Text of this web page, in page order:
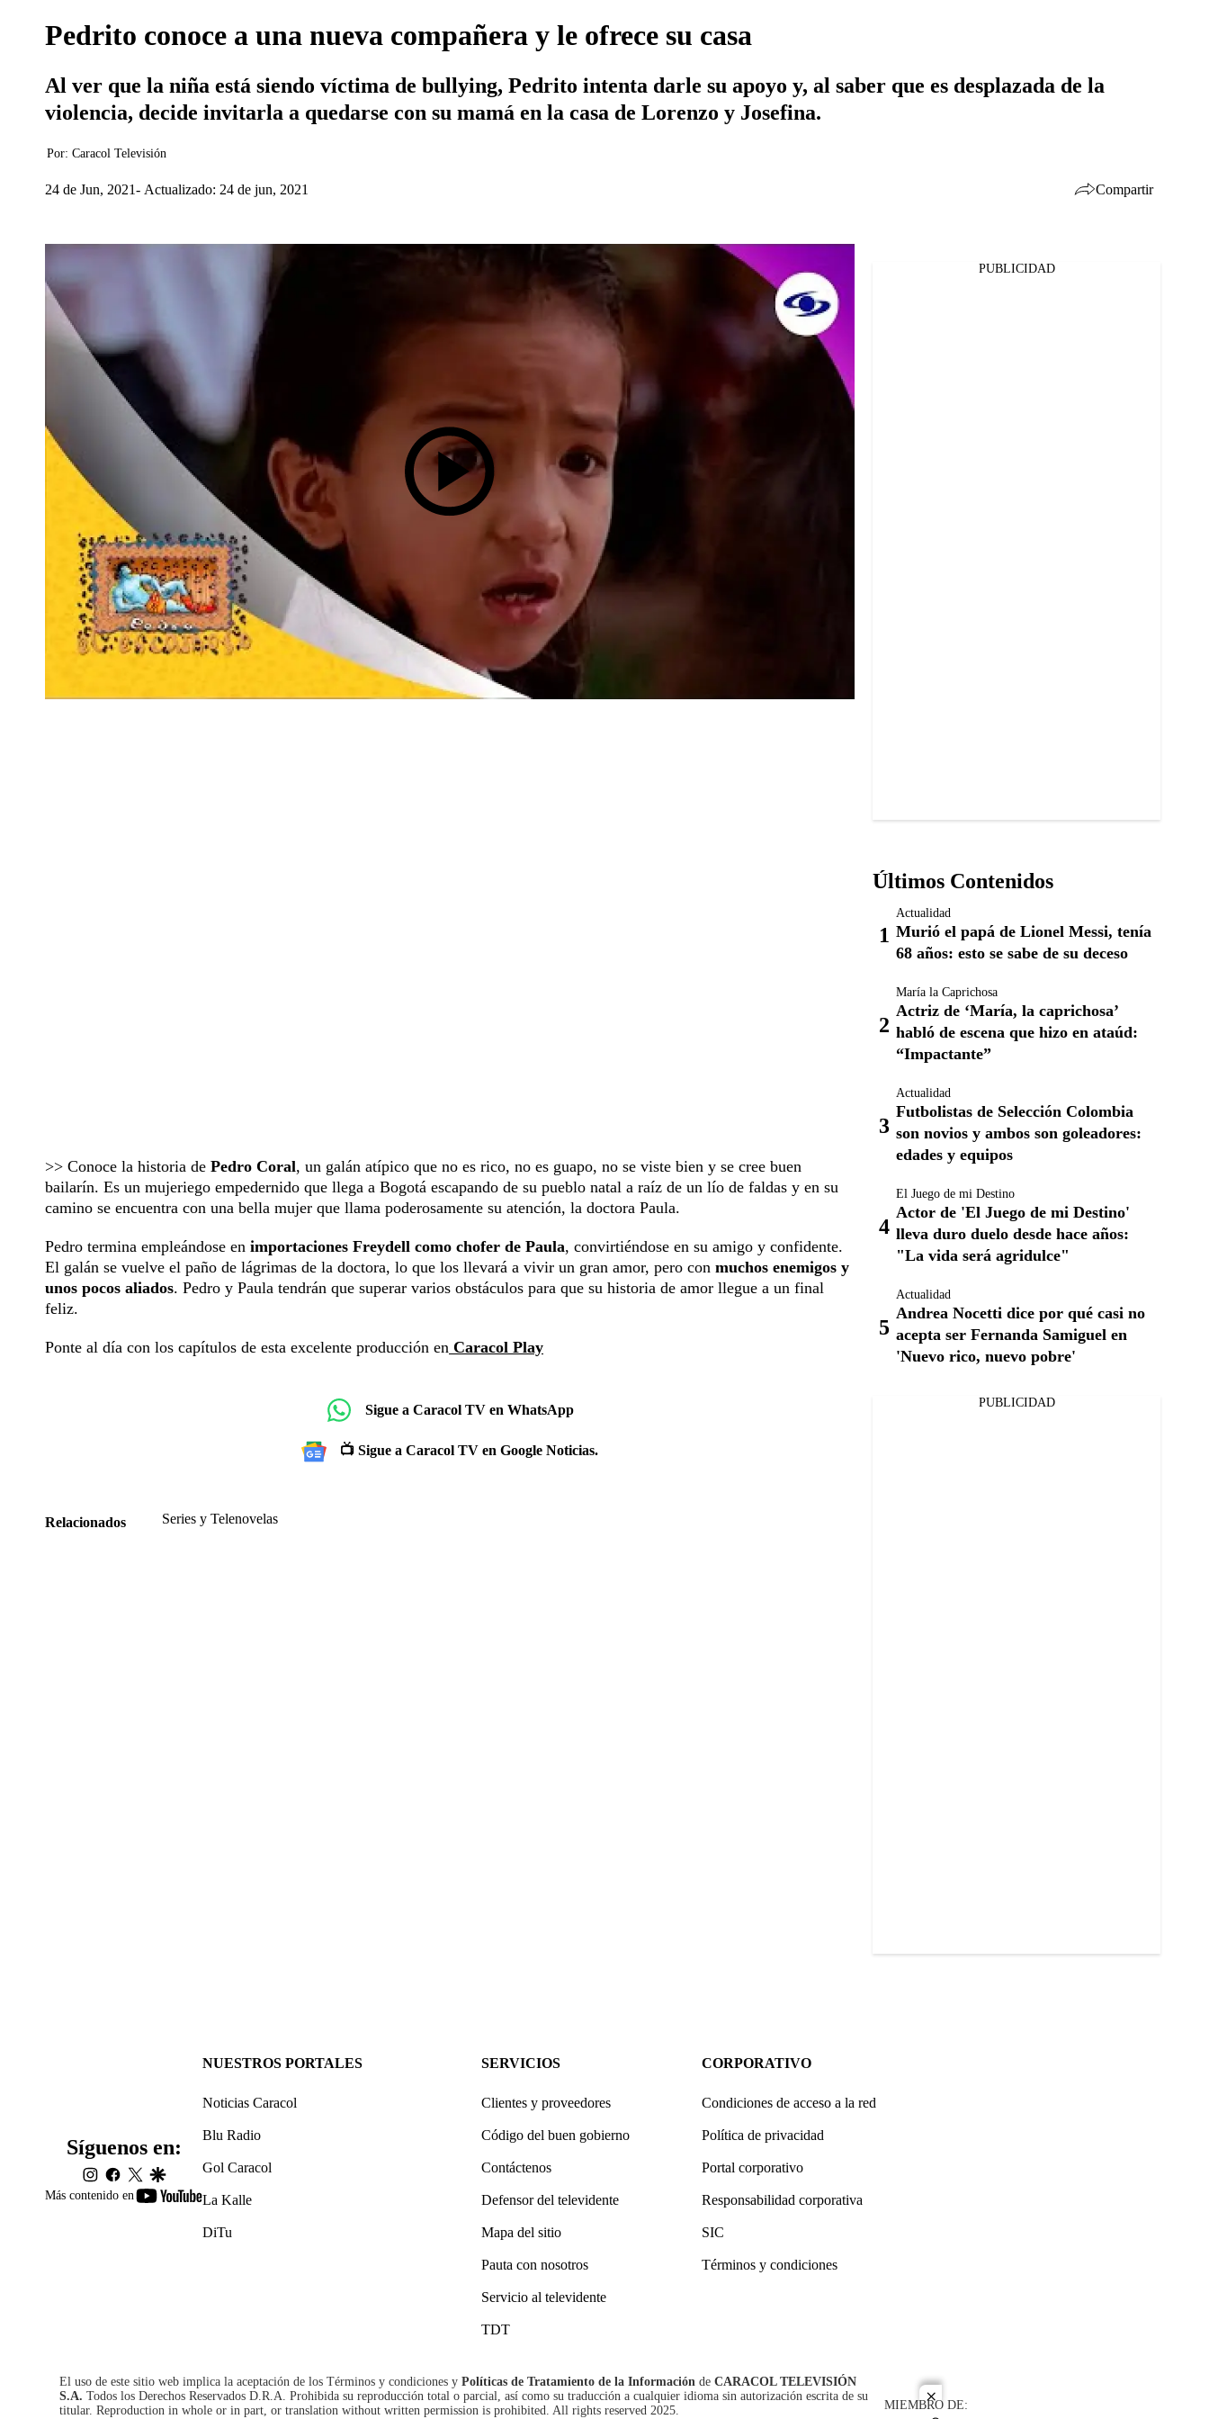
close
Pedrito conoce a una nueva compañera y le ofrece su casa
Al ver que la niña está siendo víctima de bullying, Pedrito intenta darle su apoyo y, al saber que es desplazada de la
violencia, decide invitarla a quedarse con su mamá en la casa de Lorenzo y Josefina.
Por: Caracol Televisión
24 de Jun, 2021 Actualizado: 24 de jun, 2021 Compartir
>> Conoce la historia de Pedro Coral, un galán atípico que no es rico, no es guapo, no se viste bien y se cree buen
bailarín. Es un mujeriego empedernido que llega a Bogotá escapando de su pueblo natal a raíz de un lío de faldas y en su
camino se encuentra con una bella mujer que llama poderosamente su atención, la doctora Paula.
Pedro termina empleándose en importaciones Freydell como chofer de Paula, convirtiéndose en su amigo y confidente.
El galán se vuelve el paño de lágrimas de la doctora, lo que los llevará a vivir un gran amor, pero con muchos enemigos y
unos pocos aliados. Pedro y Paula tendrán que superar varios obstáculos para que su historia de amor llegue a un final
feliz.
Ponte al día con los capítulos de esta excelente producción en Caracol Play
Sigue a Caracol TV en WhatsApp
📺 Sigue a Caracol TV en Google Noticias.
Relacionados Series y Telenovelas
PUBLICIDAD
Últimos Contenidos
Actualidad
Murió el papá de Lionel Messi, tenía
68 años: esto se sabe de su deceso
María la Caprichosa
Actriz de ‘María, la caprichosa’
habló de escena que hizo en ataúd:
“Impactante”
Actualidad
Futbolistas de Selección Colombia
son novios y ambos son goleadores:
edades y equipos
El Juego de mi Destino
Actor de 'El Juego de mi Destino'
lleva duro duelo desde hace años:
"La vida será agridulce"
Actualidad
Andrea Nocetti dice por qué casi no
acepta ser Fernanda Samiguel en
'Nuevo rico, nuevo pobre'
PUBLICIDAD
Más contenido en
youtube-
Síguenos en:
instagram
facebook
twittergoogle
NUESTROS PORTALES
Noticias Caracol
Blu Radio
Gol Caracol
La Kalle
DiTu
SERVICIOS
Clientes y proveedores
Código del buen gobierno
Contáctenos
Defensor del televidente
Mapa del sitio
Pauta con nosotros
Servicio al televidente
TDT
CORPORATIVO
Condiciones de acceso a la red
Política de privacidad
Portal corporativo
Responsabilidad corporativa
SIC
Términos y condiciones
El uso de este sitio web implica la aceptación de los Términos y condiciones y Políticas de Tratamiento de la Información de CARACOL TELEVISIÓN
S.A. Todos los Derechos Reservados D.R.A. Prohibida su reproducción total o parcial, así como su traducción a cualquier idioma sin autorización escrita de su
titular. Reproduction in whole or in part, or translation without written permission is prohibited. All rights reserved 2025.
MIEMBRO DE: